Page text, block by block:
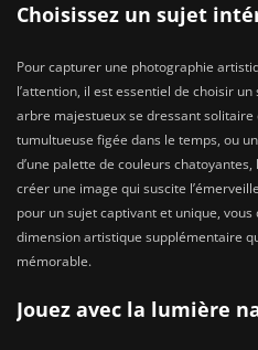
Choisissez un sujet
Pour capturer une photographie
l’attention, il est essentiel de choisir
arbre majestueux se dressant solitaire
tumultueuse figée dans le temps, ou
d’une palette de couleurs
créer une image qui suscite
pour un sujet captivant et unique,
dimension artistique supplémentaire
mémorable.
Jouez avec la lumière